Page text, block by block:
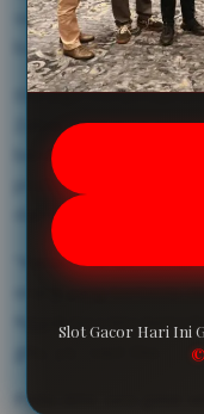
sendiri. Nah, di
banget,” tambah Zahra.
Eka juga menyetujui
Zahra. Namun, ia
berdinamika di dunia
profesional–ia
dan tidak mudah
“Karena hampir
orang yang berbeda
Nggak bisa kita
Pada akhir sesi gelar
Slot Gacor Hari Ini
©